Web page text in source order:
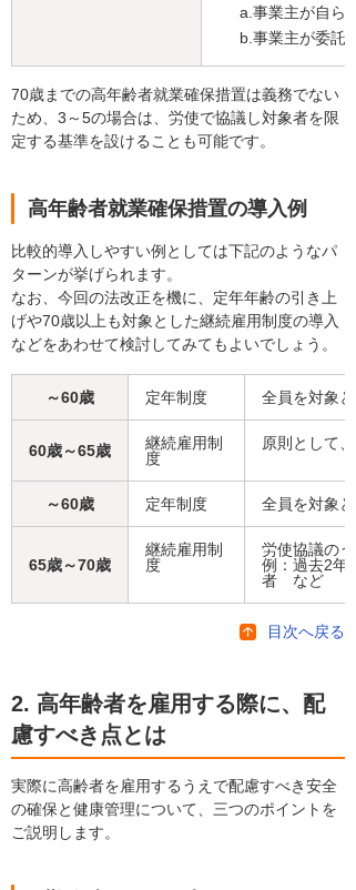
a.事業主が自ら
b.事業主が委託
70歳までの高年齢者就業確保措置は義務でない
ため、3～5の場合は、労使で協議し対象者を限
定する基準を設けることも可能です。
高年齢者就業確保措置の導入例
比較的導入しやすい例としては下記のようなパ
ターンが挙げられます。
なお、今回の法改正を機に、定年年齢の引き上
げや70歳以上も対象とした継続雇用制度の導入
などをあわせて検討してみてもよいでしょう。
～60歳 定年制度 全員を対象と
60歳～65歳
継続雇用制
度
原則として
～60歳 定年制度 全員を対象と
65歳～70歳
継続雇用制
度
労使協議の
例：過去2年
者 など
目次へ戻る
2. 高年齢者を雇用する際に、配
慮すべき点とは
実際に高齢者を雇用するうえで配慮すべき安全
の確保と健康管理について、三つのポイントを
ご説明します。